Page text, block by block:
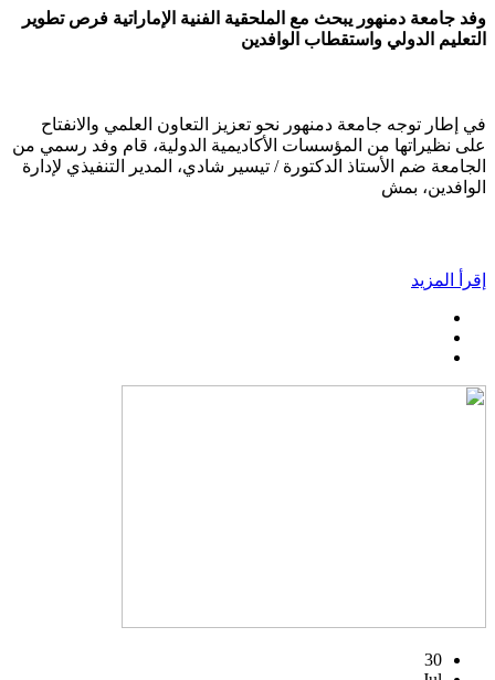
وفد جامعة دمنهور يبحث مع الملحقية الفنية الإماراتية فرص تطوير
التعليم الدولي واستقطاب الوافدين
في إطار توجه جامعة دمنهور نحو تعزيز التعاون العلمي والانفتاح
على نظيراتها من المؤسسات الأكاديمية الدولية، قام وفد رسمي من
الجامعة ضم الأستاذ الدكتورة / تيسير شادي، المدير التنفيذي لإدارة
الوافدين، بمش
إقرأ المزيد
30